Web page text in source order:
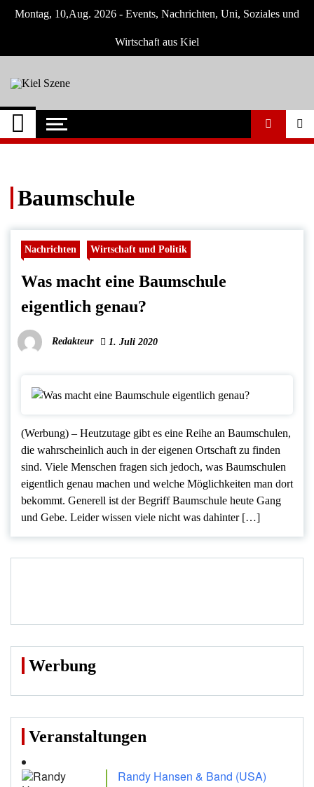
Skip
Montag, 10,Aug. 2026 - Events, Nachrichten, Uni, Soziales und
Wirtschaft aus Kiel
Kiel Szene
Neuigkeiten und Nachrichten aus Kiel und
Umgebung
Baumschule
Nachrichten Wirtschaft und Politik
Was macht eine Baumschule
eigentlich genau?
Redakteur 1. Juli 2020
(Werbung) – Heutzutage gibt es eine Reihe an Baumschulen,
die wahrscheinlich auch in der eigenen Ortschaft zu finden
sind. Viele Menschen fragen sich jedoch, was Baumschulen
eigentlich genau machen und welche Möglichkeiten man dort
bekommt. Generell ist der Begriff Baumschule heute Gang
und Gebe. Leider wissen viele nicht was dahinter […]
Werbung
Veranstaltungen
Randy Hansen & Band (USA)